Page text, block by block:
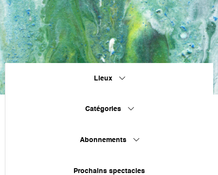
Lieux
Catégories
Abonnements
Prochains spectacles